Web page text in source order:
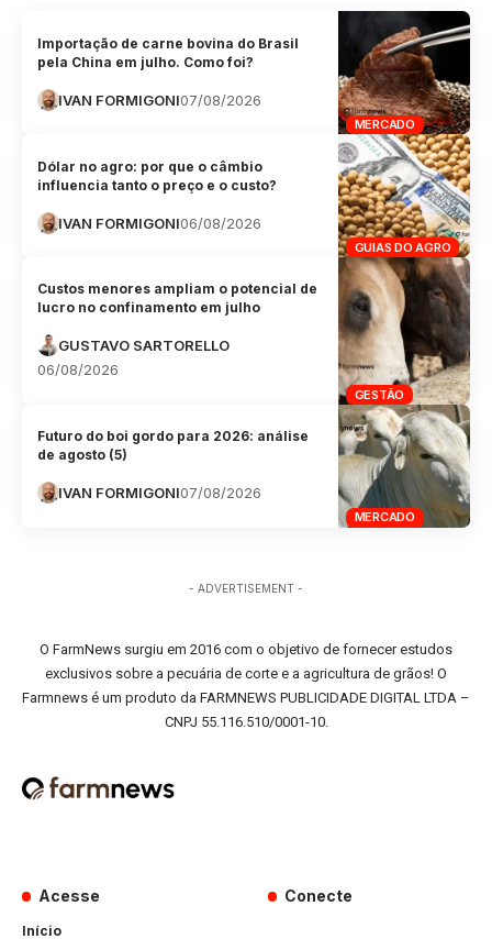
MERCADO
Importação de carne bovina do Brasil
pela China em julho. Como foi?
IVAN FORMIGONI07/08/2026
GUIAS DO AGRO
Dólar no agro: por que o câmbio
influencia tanto o preço e o custo?
IVAN FORMIGONI06/08/2026
GESTÃO
Custos menores ampliam o potencial de
lucro no confinamento em julho
GUSTAVO SARTORELLO
06/08/2026
MERCADO
Futuro do boi gordo para 2026: análise
de agosto (5)
IVAN FORMIGONI07/08/2026
- ADVERTISEMENT -
O FarmNews surgiu em 2016 com o objetivo de fornecer estudos
exclusivos sobre a pecuária de corte e a agricultura de grãos! O
Farmnews é um produto da FARMNEWS PUBLICIDADE DIGITAL LTDA –
CNPJ 55.116.510/0001-10.
Acesse
Início
Conecte